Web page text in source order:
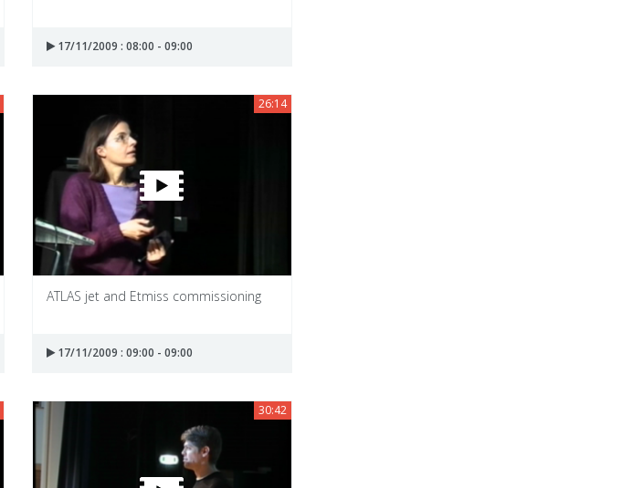
17/11/2009 : 08:00 - 09:00
26:14
ATLAS jet and Etmiss commissioning
17/11/2009 : 09:00 - 09:00
30:42